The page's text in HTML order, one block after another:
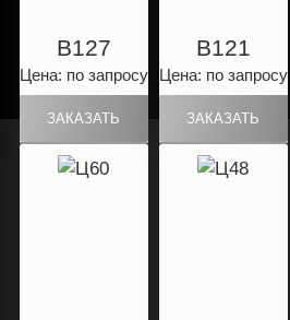
B127
Цена: по запросу
B121
Цена: по запросу